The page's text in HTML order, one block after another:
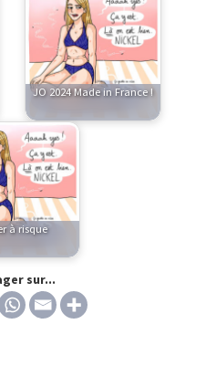
JO 2024 Made in France !
à risque
sur...